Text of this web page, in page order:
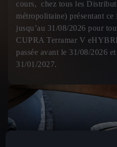
cours, chez tous les
métropolitaine) présentant
jusqu’au 31/08/2026 pour
CUPRA Terramar V
passée avant le 31/08/2026
31/01/2027.